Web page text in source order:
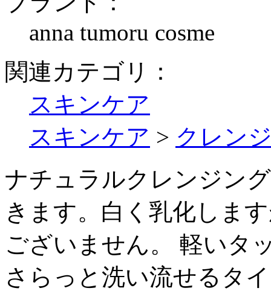
anna tumoru cosme
関連カテゴリ：
スキンケア
スキンケア > クレン
ナチュラルクレンジン
きます。白く乳化しま
ございません。 軽いタ
さらっと洗い流せるタ